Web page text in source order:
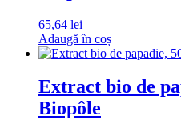
65,64 lei
Adaugă în coș
Extract bio de
Biopôle